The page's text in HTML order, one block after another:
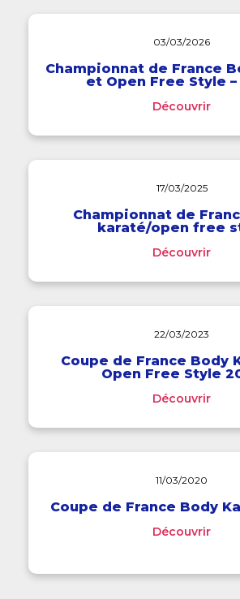
03/03/2026
Championnat de France
et Open Free Style –
Découvrir
17/03/2025
Championnat de
karaté/open free
Découvrir
22/03/2023
Coupe de France Body
Open Free Style
Découvrir
11/03/2020
Coupe de France Body
Découvrir